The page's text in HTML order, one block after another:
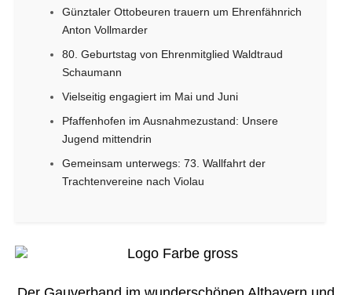
Günztaler Ottobeuren trauern um Ehrenfähnrich
Anton Vollmarder
80. Geburtstag von Ehrenmitglied Waldtraud
Schaumann
Vielseitig engagiert im Mai und Juni
Pfaffenhofen im Ausnahmezustand: Unsere
Jugend mittendrin
Gemeinsam unterwegs: 73. Wallfahrt der
Trachtenvereine nach Violau